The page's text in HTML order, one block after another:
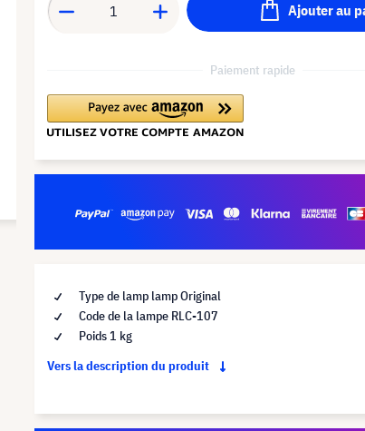
Ajouter au
Paiement rapide
Type de lamp lamp Original
Code de la lampe RLC-107
Poids 1 kg
Vers la description du produit